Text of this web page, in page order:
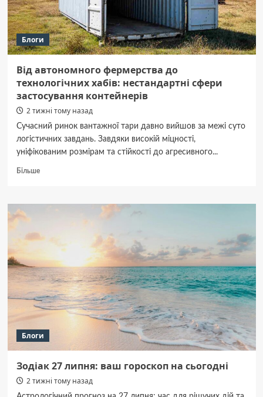
Блоги
Від автономного фермерства до
технологічних хабів: нестандартні сфери
застосування контейнерів
2 тижні тому назад
Сучасний ринок вантажної тари давно вийшов за межі суто
логістичних завдань. Завдяки високій міцності,
уніфікованим розмірам та стійкості до агресивного...
БільшеДокладніше
автономного
технологічних
хабів:
нестандартні
сфери
застосування
контейнерів
Блоги
Зодіак 27 липня: ваш гороскоп на сьогодні
2 тижні тому назад